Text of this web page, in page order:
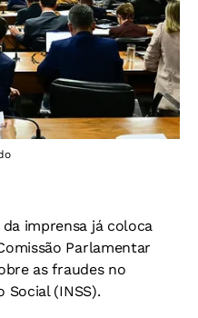
imprensa já coloca
Parlamentar
as fraudes no
(INSS).